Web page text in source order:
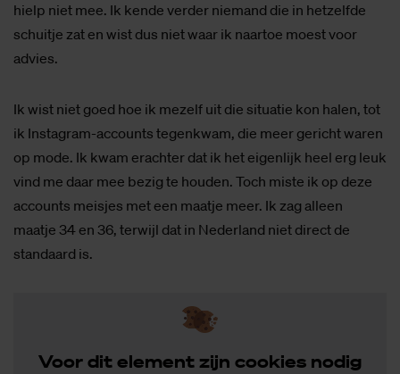
hielp niet mee. Ik kende verder niemand die in hetzelfde
schuitje zat en wist dus niet waar ik naartoe moest voor
advies.
Ik wist niet goed hoe ik mezelf uit die situatie kon halen, tot
ik Instagram-accounts tegenkwam, die meer gericht waren
op mode. Ik kwam erachter dat ik het eigenlijk heel erg leuk
vind me daar mee bezig te houden. Toch miste ik op deze
accounts meisjes met een maatje meer. Ik zag alleen
maatje 34 en 36, terwijl dat in Nederland niet direct de
standaard is.
Voor dit ele­ment zijn coo­kies no­dig